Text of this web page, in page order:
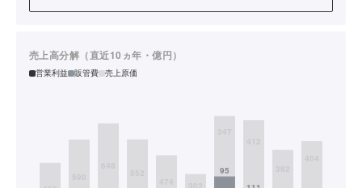
売上高分解（直近10ヵ年・億円）
営業利益 販管費 売上原価